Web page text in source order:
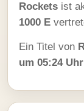
Rockets ist
1000 E
Ein Titel von
um 05:24 Uhr